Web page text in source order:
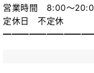
営業時間 8:00～
定休日 不定休